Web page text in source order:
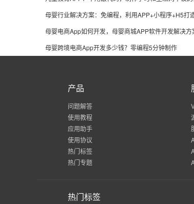
母婴电商App如何开发，母婴商城APP软件开发解决方
母婴跨境电商App开发多少钱？零编程5分钟制作
产品
问题解答
使用教程
应用助手
使用协议
热门标签
热门专题
热门标签